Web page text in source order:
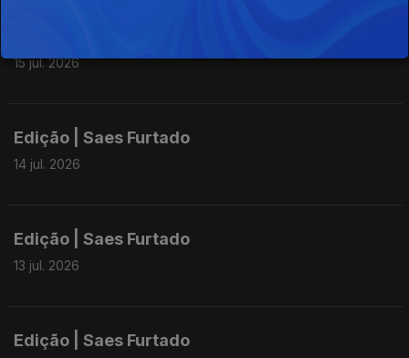
15 jul. 2026
Edição | Saes Furtado
14 jul. 2026
Edição | Saes Furtado
13 jul. 2026
Edição | Saes Furtado